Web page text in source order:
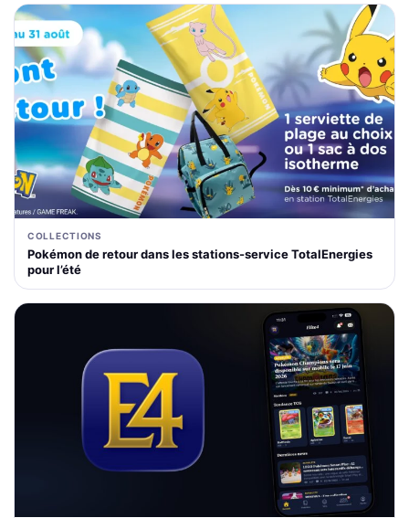
COLLECTIONS
Pokémon de retour dans les stations-service TotalEnergies
pour l’été